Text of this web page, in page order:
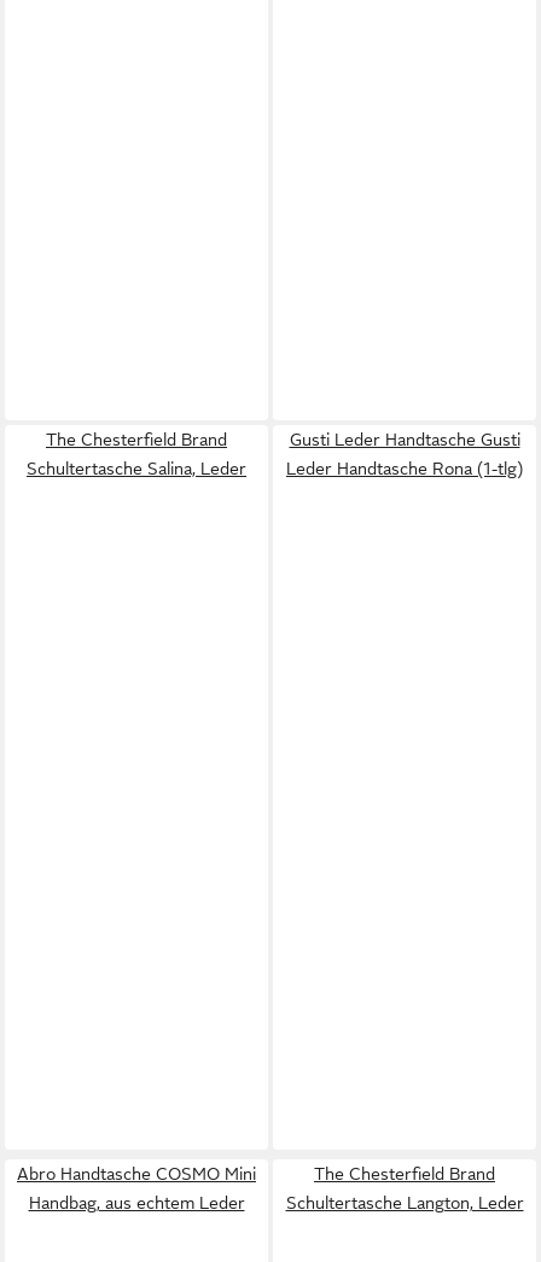
The Chesterfield Brand
Schultertasche Salina, Leder
Gusti Leder Handtasche Gusti
Leder Handtasche Rona (1-tlg)
Abro Handtasche COSMO Mini
Handbag, aus echtem Leder
The Chesterfield Brand
Schultertasche Langton, Leder